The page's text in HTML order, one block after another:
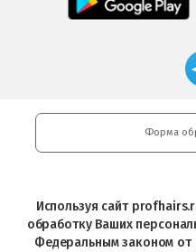
загрузить
приложение
загрузить
Play
Форма
Используя сайт
обработку Ваших
Федеральным законом